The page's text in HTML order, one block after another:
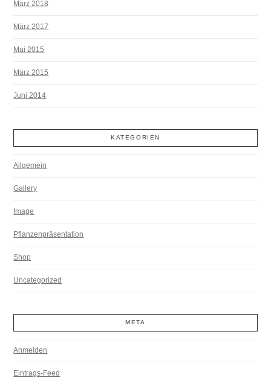
März 2018
März 2017
Mai 2015
März 2015
Juni 2014
KATEGORIEN
Allgemein
Gallery
Image
Pflanzenpräsentation
Shop
Uncategorized
META
Anmelden
Eintrags-Feed